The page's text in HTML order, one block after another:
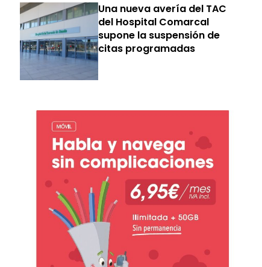
Una nueva avería del TAC
del Hospital Comarcal
supone la suspensión de
citas programadas